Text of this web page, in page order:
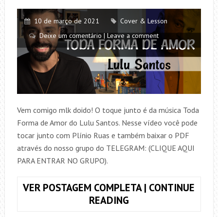
10 de março de 2021
Cover & Lesson
Deixe um comentário | Leave a comment
Vem comigo mlk doido! O toque junto é da música Toda
Forma de Amor do Lulu Santos. Nesse vídeo você pode
tocar junto com Plínio Ruas e também baixar o PDF
através do nosso grupo do TELEGRAM: (CLIQUE AQUI
PARA ENTRAR NO GRUPO).
VER POSTAGEM COMPLETA | CONTINUE
READINGTOQUE